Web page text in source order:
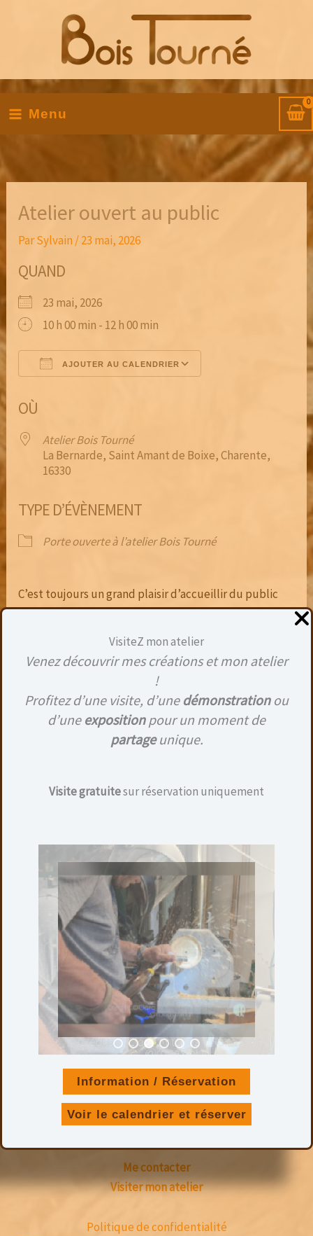
VisiteZ mon atelier
Venez découvrir mes créations et mon atelier
!
Profitez d’une visite, d’une démonstrationou
d’une expositionpour un moment de
partageunique.
Visite gratuitesur réservation uniquement
Information / Réservation
Voir le calendrier et réserver
Menu
Atelier ouvert au public
ParSylvain /23 mai, 2026
QUAND
23 mai, 2026
10 h 00 min - 12 h 00 min
AJOUTER AU CALENDRIER
OÙ
Atelier Bois Tourné
La Bernarde, Saint Amant de Boixe, Charente,
16330
TYPE D’ÉVÈNEMENT
Porte ouverte à l’atelier Bois Tourné
C’est toujours un grand plaisir d’accueillir du public
dans mon atelier.
Une simple visite au sein de celui-ci vous permettra de
découvrir non seulement le lieu mais également plus
d’une centaine de mes créations.
C’est une excellente occasion d’échanger sur celles ci
ou mon métier.
Évènement précédent Évènement suivant
Présentation de Bois Tourné
Entretenir vos objets
Me contacter
Visiter mon atelier
Politique de confidentialité